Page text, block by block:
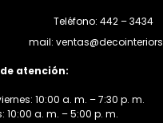
Teléfono: 442 – 3434
mail:
atención:
10:00 a. m. – 7:30 p. m.
10:00 a. m. – 5:00 p. m.